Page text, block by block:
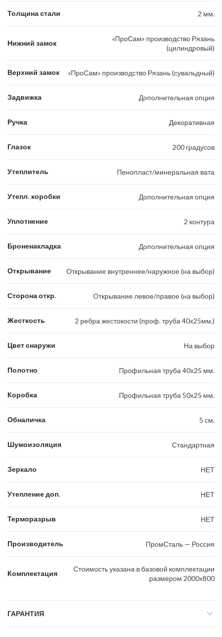
Толщина стали 2 мм.
Нижний замок
«ПроСам» производство Рязань
(цилиндровый)
Верхний замок «ПроСам» производство Рязань (сувальдный)
Задвижка Дополнительная опция
Ручка Декоративная
Глазок 200 градусов
Утеплитель Пенопласт/минеральная вата
Утепл. коробки Дополнительная опция
Уплотнение 2 контура
Броненакладка Дополнительная опция
Открывание Открывание внутреннее/наружное (на выбор)
Сторона откр. Открывание левое/правое (на выбор)
Жесткость 2 ребра жестокости (проф. труба 40х25мм.)
Цвет снаружи На выбор
Полотно Профильная труба 40х25 мм.
Коробка Профильная труба 50х25 мм.
Обналичка 5 см.
Шумоизоляция Стандартная
Зеркало НЕТ
Утепление доп. НЕТ
Терморазрыв НЕТ
Производитель ПромСталь — Россия
Комплектация
Стоимость указана в базовой комплектации
размером 2000х800
ГАРАНТИЯ